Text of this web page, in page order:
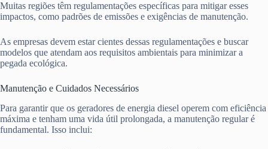
Muitas regiões têm regulamentações específicas para mitigar esses
impactos, como padrões de emissões e exigências de manutenção.
As empresas devem estar cientes dessas regulamentações e buscar
modelos que atendam aos requisitos ambientais para minimizar a
pegada ecológica.
Manutenção e Cuidados Necessários
Para garantir que os geradores de energia diesel operem com eficiência
máxima e tenham uma vida útil prolongada, a manutenção regular é
fundamental. Isso inclui: